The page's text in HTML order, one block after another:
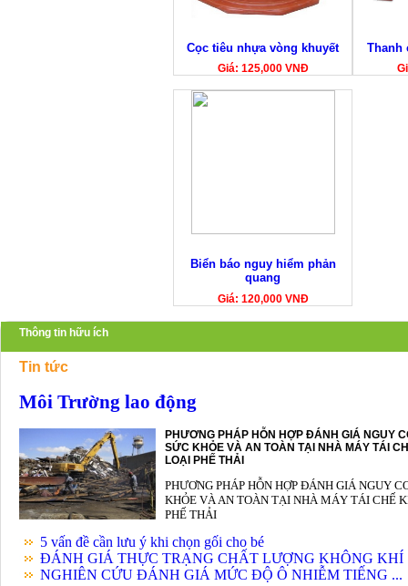
Cọc tiêu nhựa vòng khuyết
Giá: 125,000 VNĐ
Thanh
Biển báo nguy hiểm phản
quang
Giá: 120,000 VNĐ
Thông tin hữu ích
Tin tức
Môi Trường lao động
PHƯƠNG PHÁP HỖN HỢP ĐÁNH GIÁ NGUY
SỨC KHỎE VÀ AN TOÀN TẠI NHÀ MÁY TÁI
LOẠI PHẾ THẢI
PHƯƠNG PHÁP HỖN HỢP ĐÁNH GIÁ NGUY
KHỎE VÀ AN TOÀN TẠI NHÀ MÁY TÁI CHẾ
PHẾ THẢI
5 vấn đề cần lưu ý khi chọn gối cho bé
ĐÁNH GIÁ THỰC TRẠNG CHẤT LƯỢNG KHÔNG KHÍ
NGHIÊN CỨU ĐÁNH GIÁ MỨC ĐỘ Ô NHIỄM TIẾNG ...